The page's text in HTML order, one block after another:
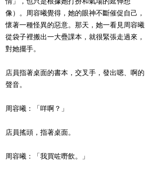
像）。周容曦覺得，她的眼神不斷催促自己，
懷著一種怪異的惡意。那天，她一看見周容曦
從袋子裡搬出一大疊課本，就很緊張走過來，
對她擺手。
店員指著桌面的書本，交叉手，發出嗯、啊的
聲音。
周容曦：「咩啊？」
店員搖頭，指著桌面。
周容曦：「我買咗嘢飲。」